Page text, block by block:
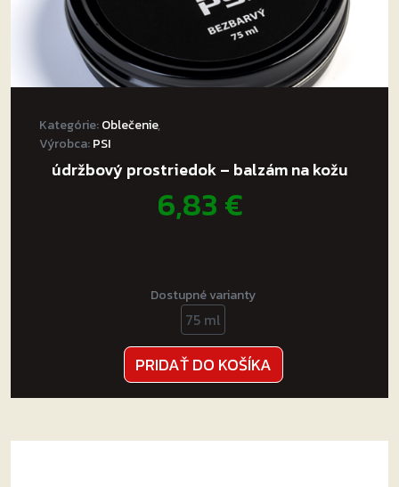
Kategórie:Oblečenie,
Výrobca:PSI
údržbový prostriedok – balzám na kožu
6,83€
Dostupné varianty
75 ml
PRIDAŤ DO KOŠÍKA